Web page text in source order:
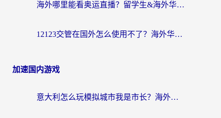
海外哪里能看奥运直播？留学生&海外华人必看的体育赛事观赛终极指南
12123交管在国外怎么使用不了？海外华人必看的无缝访问国内资源指南
加速国内游戏
意大利怎么玩模拟城市我是市长？海外党国服游戏加速终极攻略（附三国3量子特攻解决办法）